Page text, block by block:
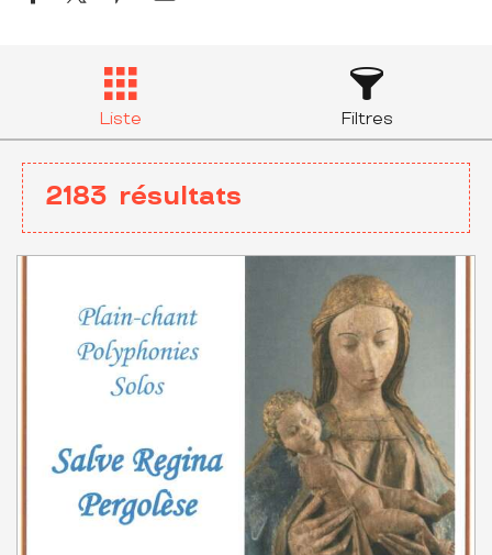
Liste Filtres
2183 résultats